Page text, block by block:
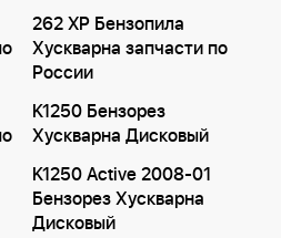
262 XP Бензопила
Хускварна запчасти по
России
K1250 Бензорез
Хускварна Дисковый
K1250 Active 2008-01
Бензорез Хускварна
Дисковый